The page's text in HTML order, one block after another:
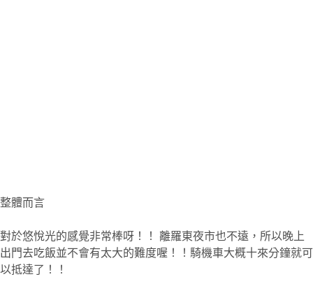
整體而言
對於悠悅光的感覺非常棒呀！！ 離羅東夜市也不遠，所以晚上
出門去吃飯並不會有太大的難度喔！！騎機車大概十來分鐘就可
以抵達了！！